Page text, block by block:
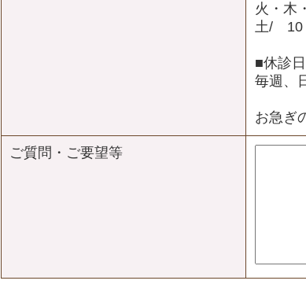
火・木
土/ 10
■休診日
毎週、
お急ぎ
ご質問・ご要望等